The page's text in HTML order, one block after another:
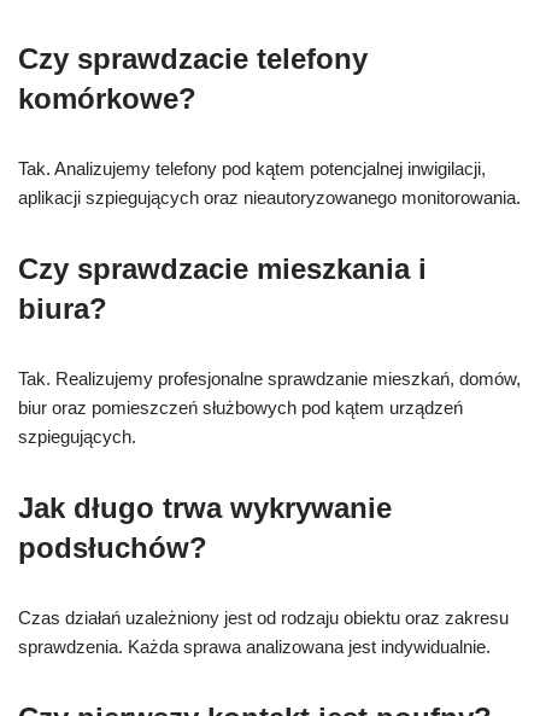
Czy sprawdzacie telefony
komórkowe?
Tak. Analizujemy telefony pod kątem potencjalnej inwigilacji,
aplikacji szpiegujących oraz nieautoryzowanego monitorowania.
Czy sprawdzacie mieszkania i
biura?
Tak. Realizujemy profesjonalne sprawdzanie mieszkań, domów,
biur oraz pomieszczeń służbowych pod kątem urządzeń
szpiegujących.
Jak długo trwa wykrywanie
podsłuchów?
Czas działań uzależniony jest od rodzaju obiektu oraz zakresu
sprawdzenia. Każda sprawa analizowana jest indywidualnie.